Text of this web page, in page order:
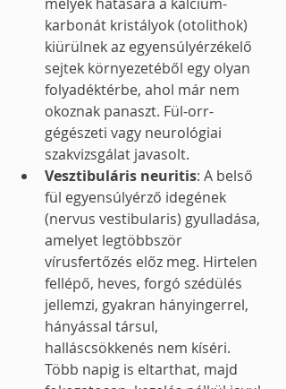
karbonát kristályok (otolithok)
kiürülnek az egyensúlyérzékelő
sejtek környezetéből egy olyan
folyadéktérbe, ahol már nem
okoznak panaszt. Fül-orr-
gégészeti vagy neurológiai
szakvizsgálat javasolt.
Vesztibuláris neuritis: A belső
fül egyensúlyérző idegének
(nervus vestibularis) gyulladása,
amelyet legtöbbször
vírusfertőzés előz meg. Hirtelen
fellépő, heves, forgó szédülés
jellemzi, gyakran hányingerrel,
hányással társul,
halláscsökkenés nem kíséri.
Több napig is eltarthat, majd